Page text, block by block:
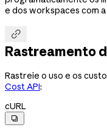
e dos workspaces com a

Rastreamento
Rastreie o uso e os
Cost API:
cURL
